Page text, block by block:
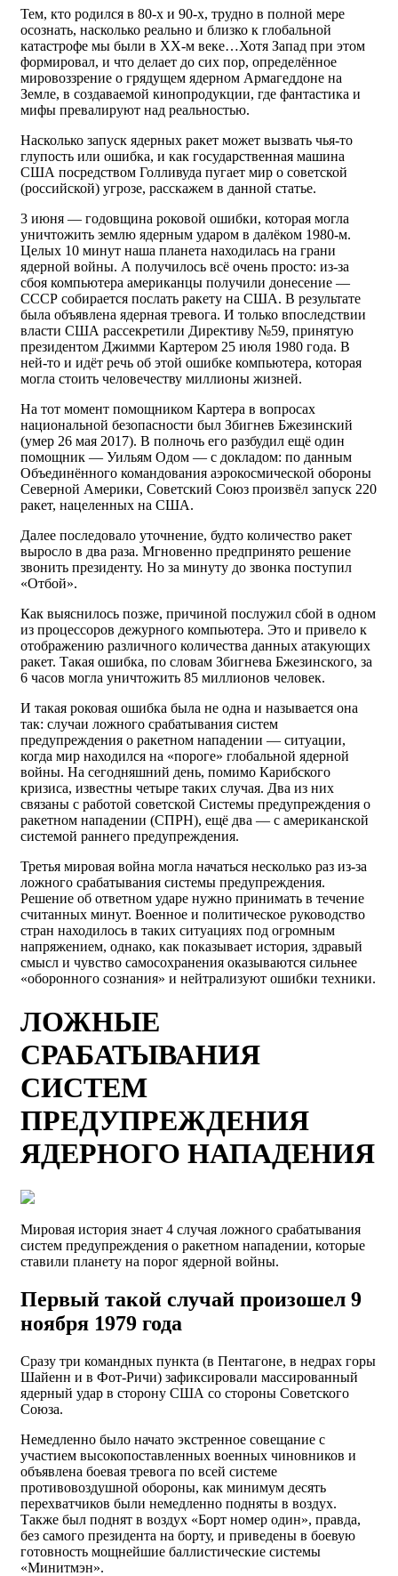
Тем, кто родился в 80-х и 90-х, трудно в полной мере
осознать, насколько реально и близко к глобальной
катастрофе мы были в XX-м веке…Хотя Запад при этом
формировал, и что делает до сих пор, определённое
мировоззрение о грядущем ядерном Армагеддоне на
Земле, в создаваемой кинопродукции, где фантастика и
мифы превалируют над реальностью.
Насколько запуск ядерных ракет может вызвать чья-то
глупость или ошибка, и как государственная машина
США посредством Голливуда пугает мир о советской
(российской) угрозе, расскажем в данной статье.
3 июня — годовщина роковой ошибки, которая могла
уничтожить землю ядерным ударом в далёком 1980-м.
Целых 10 минут наша планета находилась на грани
ядерной войны. А получилось всё очень просто: из-за
сбоя компьютера американцы получили донесение —
СССР собирается послать ракету на США. В результате
была объявлена ядерная тревога. И только впоследствии
власти США рассекретили Директиву №59, принятую
президентом Джимми Картером 25 июля 1980 года. В
ней-то и идёт речь об этой ошибке компьютера, которая
могла стоить человечеству миллионы жизней.
На тот момент помощником Картера в вопросах
национальной безопасности был Збигнев Бжезинский
(умер 26 мая 2017). В полночь его разбудил ещё один
помощник — Уильям Одом — с докладом: по данным
Объединённого командования аэрокосмической обороны
Северной Америки, Советский Союз произвёл запуск 220
ракет, нацеленных на США.
Далее последовало уточнение, будто количество ракет
выросло в два раза. Мгновенно предпринято решение
звонить президенту. Но за минуту до звонка поступил
«Отбой».
Как выяснилось позже, причиной послужил сбой в одном
из процессоров дежурного компьютера. Это и привело к
отображению различного количества данных атакующих
ракет. Такая ошибка, по словам Збигнева Бжезинского, за
6 часов могла уничтожить 85 миллионов человек.
И такая роковая ошибка была не одна и называется она
так: случаи ложного срабатывания систем
предупреждения о ракетном нападении — ситуации,
когда мир находился на «пороге» глобальной ядерной
войны. На сегодняшний день, помимо Карибского
кризиса, известны четыре таких случая. Два из них
связаны с работой советской Системы предупреждения о
ракетном нападении (СПРН), ещё два — с американской
системой раннего предупреждения.
Третья мировая война могла начаться несколько раз из-за
ложного срабатывания системы предупреждения.
Решение об ответном ударе нужно принимать в течение
считанных минут. Военное и политическое руководство
стран находилось в таких ситуациях под огромным
напряжением, однако, как показывает история, здравый
смысл и чувство самосохранения оказываются сильнее
«оборонного сознания» и нейтрализуют ошибки техники.
ЛОЖНЫЕ
СРАБАТЫВАНИЯ
СИСТЕМ
ПРЕДУПРЕЖДЕНИЯ
ЯДЕРНОГО НАПАДЕНИЯ
Мировая история знает 4 случая ложного срабатывания
систем предупреждения о ракетном нападении, которые
ставили планету на порог ядерной войны.
Первый такой случай произошел 9
ноября 1979 года
Сразу три командных пункта (в Пентагоне, в недрах горы
Шайенн и в Фот-Ричи) зафиксировали массированный
ядерный удар в сторону США со стороны Советского
Союза.
Немедленно было начато экстренное совещание с
участием высокопоставленных военных чиновников и
объявлена боевая тревога по всей системе
противовоздушной обороны, как минимум десять
перехватчиков были немедленно подняты в воздух.
Также был поднят в воздух «Борт номер один», правда,
без самого президента на борту, и приведены в боевую
готовность мощнейшие баллистические системы
«Минитмэн».